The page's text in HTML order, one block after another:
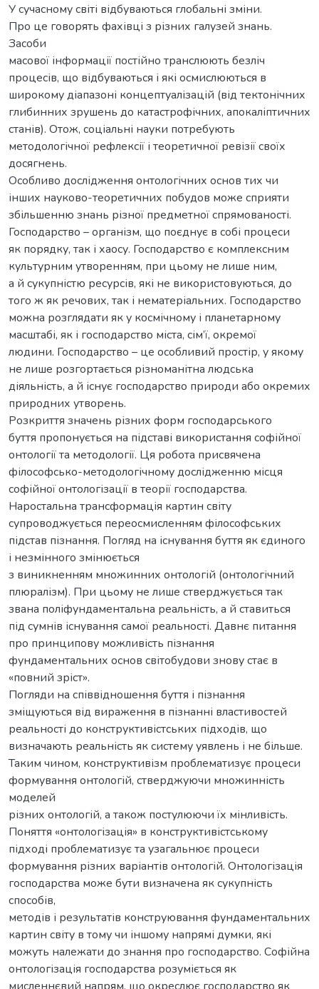
У сучасному світі відбуваються глобальні зміни.
Про це говорять фахівці з різних галузей знань.
Засоби
масової інформації постійно транслюють безліч
процесів, що відбуваються і які осмислюються в
широкому діапазоні концептуалізацій (від тектонічних
глибинних зрушень до катастрофічних, апокаліптичних
станів). Отож, соціальні науки потребують
методологічної рефлексії і теоретичної ревізії своїх
досягнень.
Особливо дослідження онтологічних основ тих чи
інших науково-теоретичних побудов може сприяти
збільшенню знань різної предметної спрямованості.
Господарство – організм, що поєднує в собі процеси
як порядку, так і хаосу. Господарство є комплексним
культурним утворенням, при цьому не лише ним,
а й сукупністю ресурсів, які не використовуються, до
того ж як речових, так і нематеріальних. Господарство
можна розглядати як у космічному і планетарному
масштабі, як і господарство міста, сім’ї, окремої
людини. Господарство – це особливий простір, у якому
не лише розгортається різноманітна людська
діяльність, а й існує господарство природи або окремих
природних утворень.
Розкриття значень різних форм господарського
буття пропонується на підставі використання софійної
онтології та методології. Ця робота присвячена
філософсько-методологічному дослідженню місця
софійної онтологізації в теорії господарства.
Наростальна трансформація картин світу
супроводжується переосмисленням філософських
підстав пізнання. Погляд на існування буття як єдиного
і незмінного змінюється
з виникненням множинних онтологій (онтологічний
плюралізм). При цьому не лише стверджується так
звана поліфундаментальна реальність, а й ставиться
під сумнів існування самої реальності. Давнє питання
про принципову можливість пізнання
фундаментальних основ світобудови знову стає в
«повний зріст».
Погляди на співвідношення буття і пізнання
зміщуються від вираження в пізнанні властивостей
реальності до конструктивістських підходів, що
визначають реальність як систему уявлень і не більше.
Таким чином, конструктивізм проблематизує процеси
формування онтологій, стверджуючи множинність
моделей
різних онтологій, а також постулюючи їх мінливість.
Поняття «онтологізація» в конструктивістському
підході проблематизує та узагальнює процеси
формування різних варіантів онтологій. Онтологізація
господарства може бути визначена як сукупність
способів,
методів і результатів конструювання фундаментальних
картин світу в тому чи іншому напрямі думки, які
можуть належати до знання про господарство. Софійна
онтологізація господарства розуміється як